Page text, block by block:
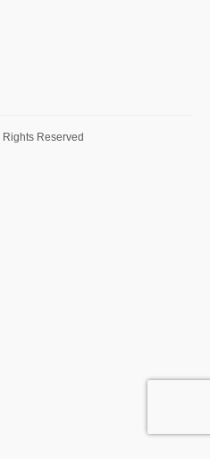
Rights Reserved